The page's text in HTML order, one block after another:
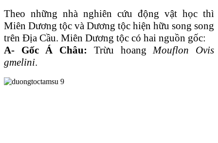
Theo những nhà nghiên cứu động vật học thì
Miên Dương tộc và Dương tộc hiện hữu song song
trên Ɖịa Cầu. Miên Dương tộc có hai nguồn gốc:
A- Gốc Á Châu: Trừu hoangMouflon Ovis
gmelini.